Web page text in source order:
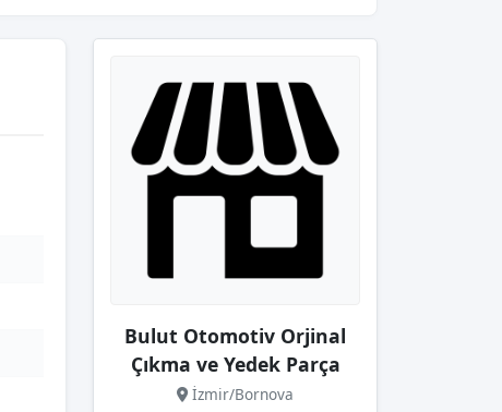
Bulut Otomotiv Orjinal
Çıkma ve Yedek Parça
İzmir/Bornova